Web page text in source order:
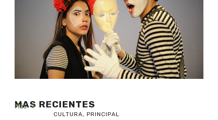
MAS RECIENTES
Más
CULTURA, PRINCIPAL